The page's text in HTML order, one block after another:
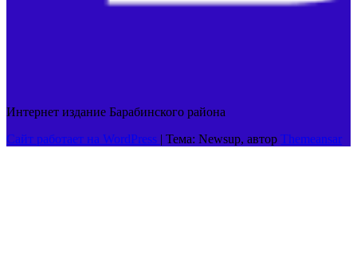
Интернет издание Барабинского района
Сайт работает на WordPress | Тема: Newsup, автор Themeansar